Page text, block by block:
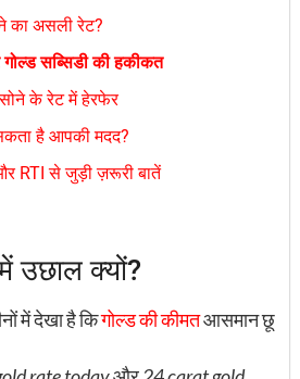
का असली रेट?
सब्सिडी की हकीकत
के रेट में हेरफेर
है आपकी मदद?
RTI से जुड़ी ज़रूरी बातें
उछाल क्यों?
में देखा है किगोल्ड कीकीमतआसमान छू